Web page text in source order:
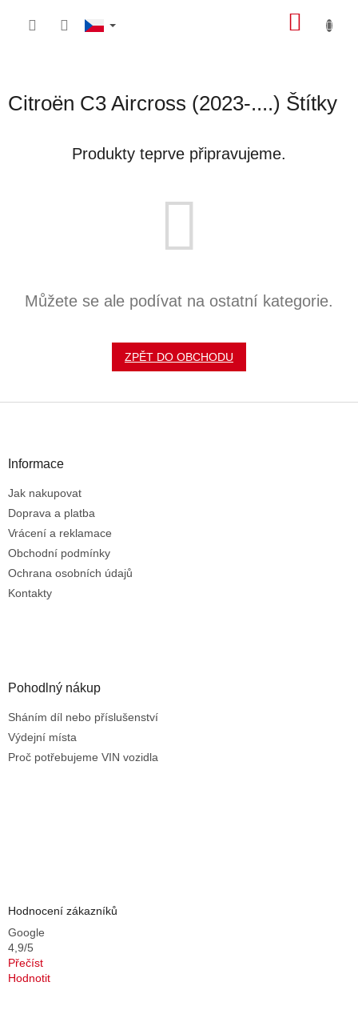
Citroën C3 Aircross (2023-....) Štítky
Produkty teprve připravujeme.
Můžete se ale podívat na ostatní kategorie.
ZPĚT DO OBCHODU
Informace
Jak nakupovat
Doprava a platba
Vrácení a reklamace
Obchodní podmínky
Ochrana osobních údajů
Kontakty
Pohodlný nákup
Sháním díl nebo příslušenství
Výdejní místa
Proč potřebujeme VIN vozidla
Hodnocení zákazníků
Google
4,9/5
Přečíst
Hodnotit